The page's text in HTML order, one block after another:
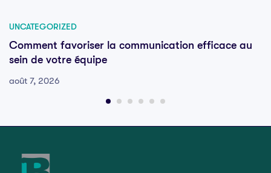
UNCATEGORIZED
Comment favoriser la communication efficace au
sein de votre équipe
août 7, 2026